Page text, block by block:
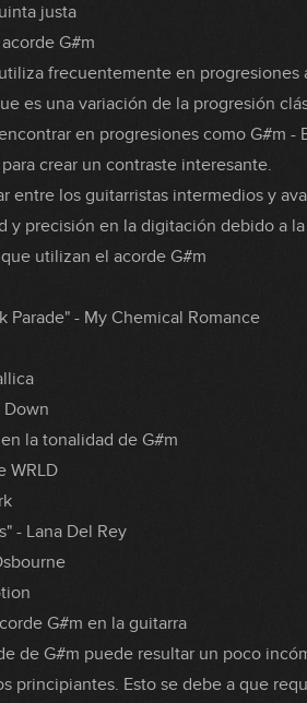
justa
G#m
frecuentemente en progresiones
es una variación de la progresión
en progresiones como G#m -
crear un contraste interesante.
entre los guitarristas intermedios y
y precisión en la digitación debido a
utilizan el acorde G#m
Parade" - My Chemical Romance
Down
la tonalidad de G#m
WRLD
- Lana Del Rey
G#m en la guitarra
de G#m puede resultar un poco
principiantes. Esto se debe a que